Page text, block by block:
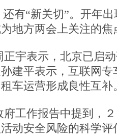
还有“新关切”。开年
地方两会上关注的焦
宇表示，北京已启
建平表示，互联网
车运营形成良性互补
工作报告中提到，
动安全风险的科学